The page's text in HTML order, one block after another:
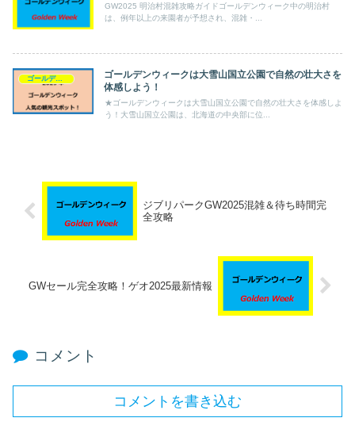
GW2025 明治村混雑攻略ガイドゴールデンウィーク中の明治村
は、例年以上の来園者が予想され、混雑・...
ゴールデンウィーク
ゴールデンウィークは大雪山国立公園で自然の壮大さを
体感しよう！
★ゴールデンウィークは大雪山国立公園で自然の壮大さを体感しよ
う！大雪山国立公園は、北海道の中央部に位...
ジブリパークGW2025混雑＆待ち時間完
全攻略
GWセール完全攻略！ゲオ2025最新情報
コメント
コメントを書き込む